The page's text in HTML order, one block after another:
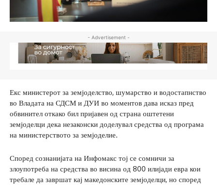
- Advertisement -
Екс министерот за земјоделство, шумарство и водостапнство
во Владата на СДСМ и ДУИ во моментов дава исказ пред
обвинител откако бил пријавен од страна оштетени
земјоделци дека незаконски доделувал средства од програма
на министерството за земјоделие.
Според сознанијата на Инфомакс тој се сомничи за
злоупотреба на средства во висина од 800 илијади евра кои
требале да завршат кај македонските земјоделци, но според